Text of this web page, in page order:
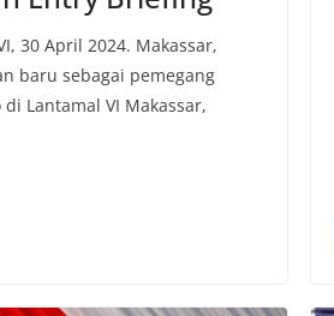
30 April 2024. Makassar,
baru sebagai pemegang
Lantamal VI Makassar,